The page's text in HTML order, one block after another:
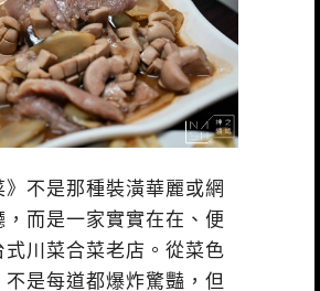
》不是那種裝潢華麗或網
，而是一家實實在在、便
式川菜合菜老店。從菜色
不是每道都爆炸驚豔，但